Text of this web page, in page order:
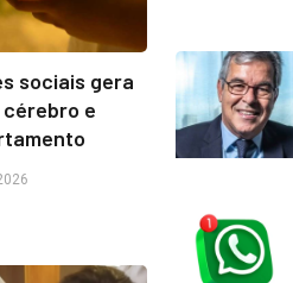
sociais gera
e